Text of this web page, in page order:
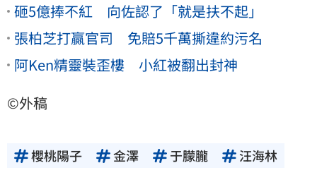
砸5億捧不紅 向佐認了「就是扶不起」
張柏芝打贏官司 免賠5千萬撕違約污名
阿Ken精靈裝歪樓 小紅被翻出封神
©外稿
櫻桃陽子 金澤 于朦朧 汪海林